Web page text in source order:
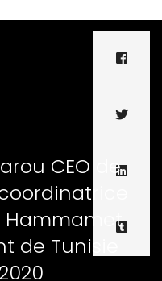
CEO de
de Tunisie